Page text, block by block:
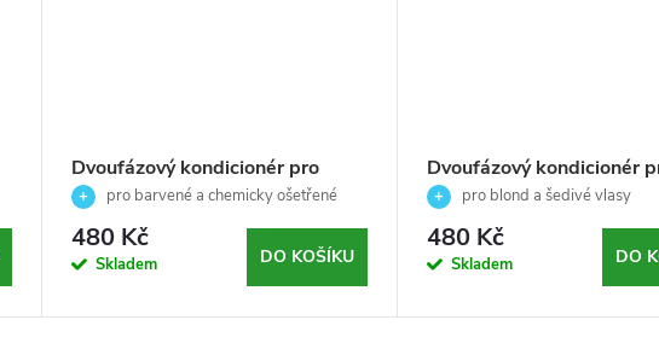
Dvoufázový kondicionér pro
barvené vlasy-EQUAVE-Revlon
Professional-200ml
pro barvené a chemicky ošetřené
vlasy
480 Kč
Skladem DO KOŠÍKU
Dvoufázový kondicionér
blond a šedivé vlasy-
Revlon Professional-
pro blond a šedivé vlasy
480 Kč
Skladem DO